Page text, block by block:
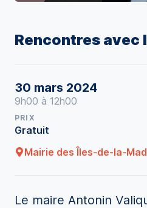
Rencontres avec
30 mars 2024
9h00 à 12h00
PRIX
Gratuit
Mairie des Îles-de-la-
Le maire Antonin